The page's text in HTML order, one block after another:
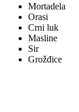
Mortadela
Orasi
Crni luk
Masline
Sir
Grožđice